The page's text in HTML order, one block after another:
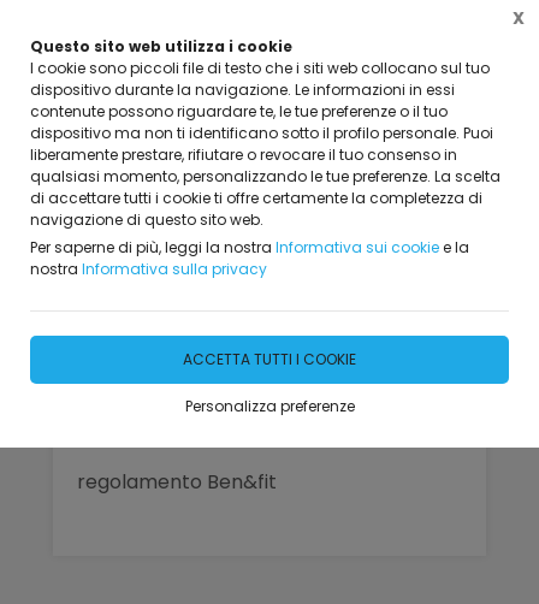
Questo sito web utilizza i cookie
I cookie sono piccoli file di testo che i siti web collocano sul tuo
dispositivo durante la navigazione. Le informazioni in essi
contenute possono riguardare te, le tue preferenze o il tuo
dispositivo ma non ti identificano sotto il profilo personale. Puoi
liberamente prestare, rifiutare o revocare il tuo consenso in
qualsiasi momento, personalizzando le tue preferenze. La scelta
di accettare tutti i cookie ti offre certamente la completezza di
navigazione di questo sito web.
Per saperne di più, leggi la nostra Informativa sui cookiee la
nostra Informativa sulla privacy
ACCETTA TUTTI I COOKIE
Personalizza preferenze
X
Home Servizi Regolamento del Centro e Privacy
Regolamento del Centro e
Privacy
regolamento Ben&fit